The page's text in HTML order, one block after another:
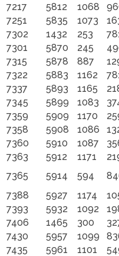
7217
5812 1068
7251
5835 1073
7302
1432 253
7301
5870 245
7315
5878 887
7322
5883 1162
7337
5893 1165
7345
5899 1083
7359
5909 1170
7358
5908 1086
7360
5910 1087
7363
5912 1171
7365
5914 594
7388
5927 1174
7393
5932 1092
7406
1465 300
7430
5957 1099
7435
5961 1101